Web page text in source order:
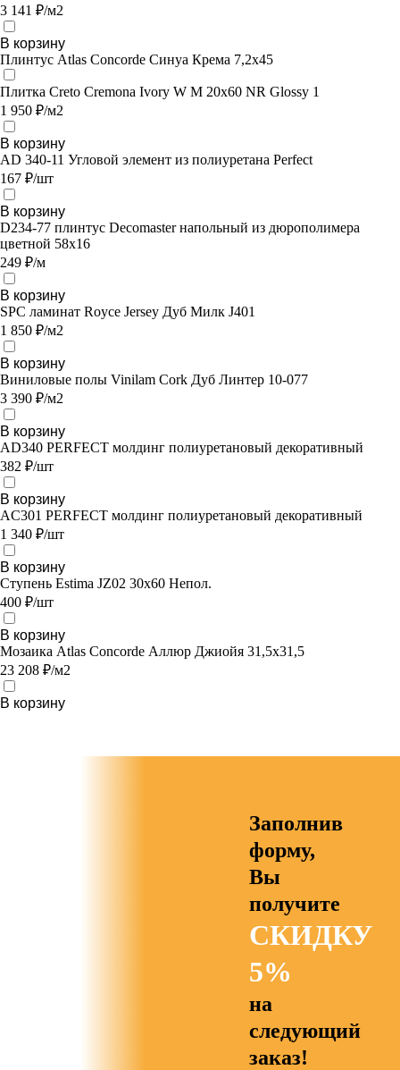
3 141 ₽/м2
В корзину
Плинтус Atlas Concorde Синуа Крема 7,2х45
Плитка Creto Cremona Ivory W M 20х60 NR Glossy 1
1 950 ₽/м2
В корзину
AD 340-11 Угловой элемент из полиуретана Perfect
167 ₽/шт
В корзину
D234-77 плинтус Decomaster напольный из дюрополимера
цветной 58x16
249 ₽/м
В корзину
SPC ламинат Royce Jersey Дуб Милк J401
1 850 ₽/м2
В корзину
Виниловые полы Vinilam Cork Дуб Линтер 10-077
3 390 ₽/м2
В корзину
AD340 PERFECT молдинг полиуретановый декоративный
382 ₽/шт
В корзину
AC301 PERFECT молдинг полиуретановый декоративный
1 340 ₽/шт
В корзину
Ступень Estima JZ02 30x60 Непол.
400 ₽/шт
В корзину
Мозаика Atlas Concorde Аллюр Джиойя 31,5х31,5
23 208 ₽/м2
В корзину
Заполнив
форму,
Вы
получите
СКИДКУ
5%
на
следующий
заказ!